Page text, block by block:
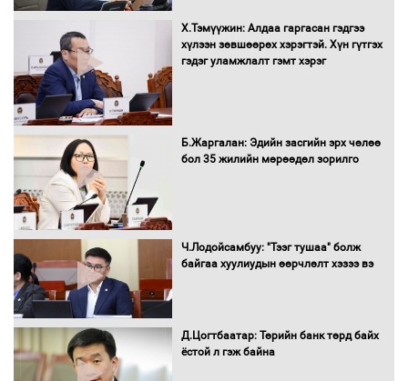
Н.Номтойбаяр: Аймгуудад тулгамдаж
буй асуудлуудыг Засгийн газрын
хуралдаанд танилцуулж,
эрэгтэйчүүдийн волейболын тэмцээнд
оролцож байгаа баг тамирчдад
Автобензин, дизель түлшний онцгой
Х.Тэмүүжин: Алдаа гаргасан гэдгээ
хүлээн зөвшөөрөх хэрэгтэй. Хүн гүтгэх
гэдэг уламжлалт гэмт хэрэг
Б.Жаргалан: Эдийн засгийн эрх чөлөө
бол 35 жилийн мөрөөдөл зорилго
Ч.Лодойсамбуу: "Тээг тушаа" болж
байгаа хуулиудын өөрчлөлт хэзээ вэ
Д.Цогтбаатар: Төрийн банк төрд байх
ёстой л гэж байна